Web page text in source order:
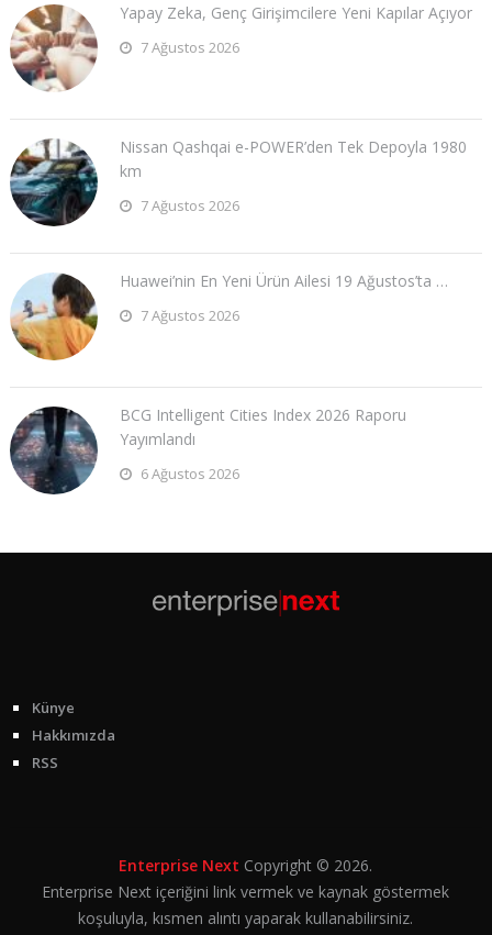
Yapay Zeka, Genç Girişimcilere Yeni Kapılar Açıyor
7 Ağustos 2026
Nissan Qashqai e-POWER’den Tek Depoyla 1980
km
7 Ağustos 2026
Huawei’nin En Yeni Ürün Ailesi 19 Ağustos’ta …
7 Ağustos 2026
BCG Intelligent Cities Index 2026 Raporu
Yayımlandı
6 Ağustos 2026
Künye
Hakkımızda
RSS
Enterprise Next Copyright © 2026.
Enterprise Next içeriğini link vermek ve kaynak göstermek
koşuluyla, kısmen alıntı yaparak kullanabilirsiniz.